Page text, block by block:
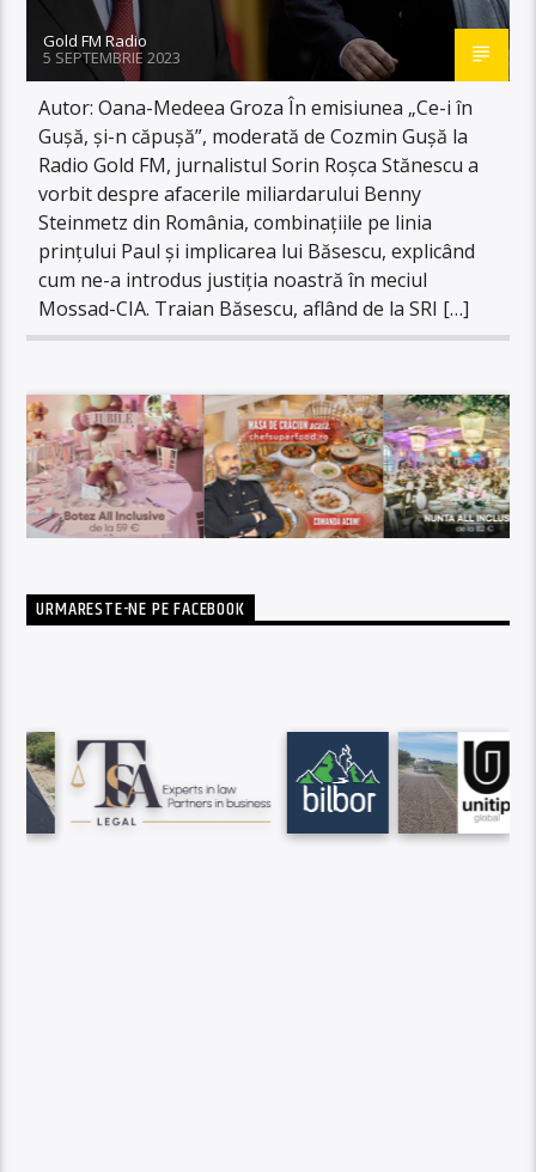
Gold FM Radio
5 SEPTEMBRIE 2023
Autor: Oana-Medeea Groza În emisiunea „Ce-i în
Gușă, și-n căpușă”, moderată de Cozmin Gușă la
Radio Gold FM, jurnalistul Sorin Roșca Stănescu a
vorbit despre afacerile miliardarului Benny
Steinmetz din România, combinațiile pe linia
prințului Paul și implicarea lui Băsescu, explicând
cum ne-a introdus justiția noastră în meciul
Mossad-CIA. Traian Băsescu, aflând de la SRI […]
URMARESTE-NE PE FACEBOOK